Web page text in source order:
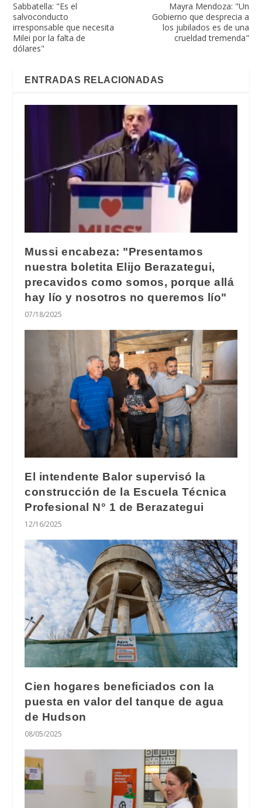
Sabbatella: "Es el
salvoconducto
irresponsable que necesita
Milei por la falta de
dólares"
Mayra Mendoza: "Un
Gobierno que desprecia a
los jubilados es de una
crueldad tremenda"
ENTRADAS RELACIONADAS
Mussi encabeza: "Presentamos
nuestra boletita Elijo Berazategui,
precavidos como somos, porque allá
hay lío y nosotros no queremos lío"
07/18/2025
El intendente Balor supervisó la
construcción de la Escuela Técnica
Profesional N° 1 de Berazategui
12/16/2025
Cien hogares beneficiados con la
puesta en valor del tanque de agua
de Hudson
08/05/2025